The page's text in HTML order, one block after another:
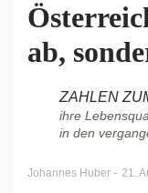
ab,
ZAHLEN
ihre
in den
Johannes Huber - 21.